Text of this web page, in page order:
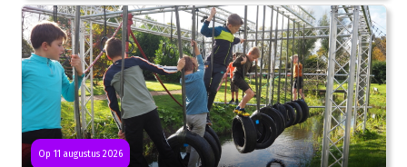
Op 11 augustus 2026